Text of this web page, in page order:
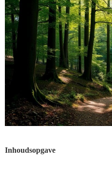
Inhoudsopgave